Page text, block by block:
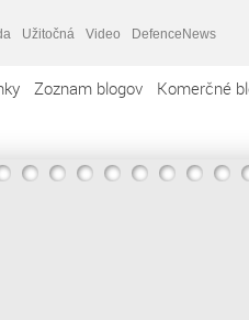
Užitočná Video DefenceNews
Zoznam blogov Komerčné